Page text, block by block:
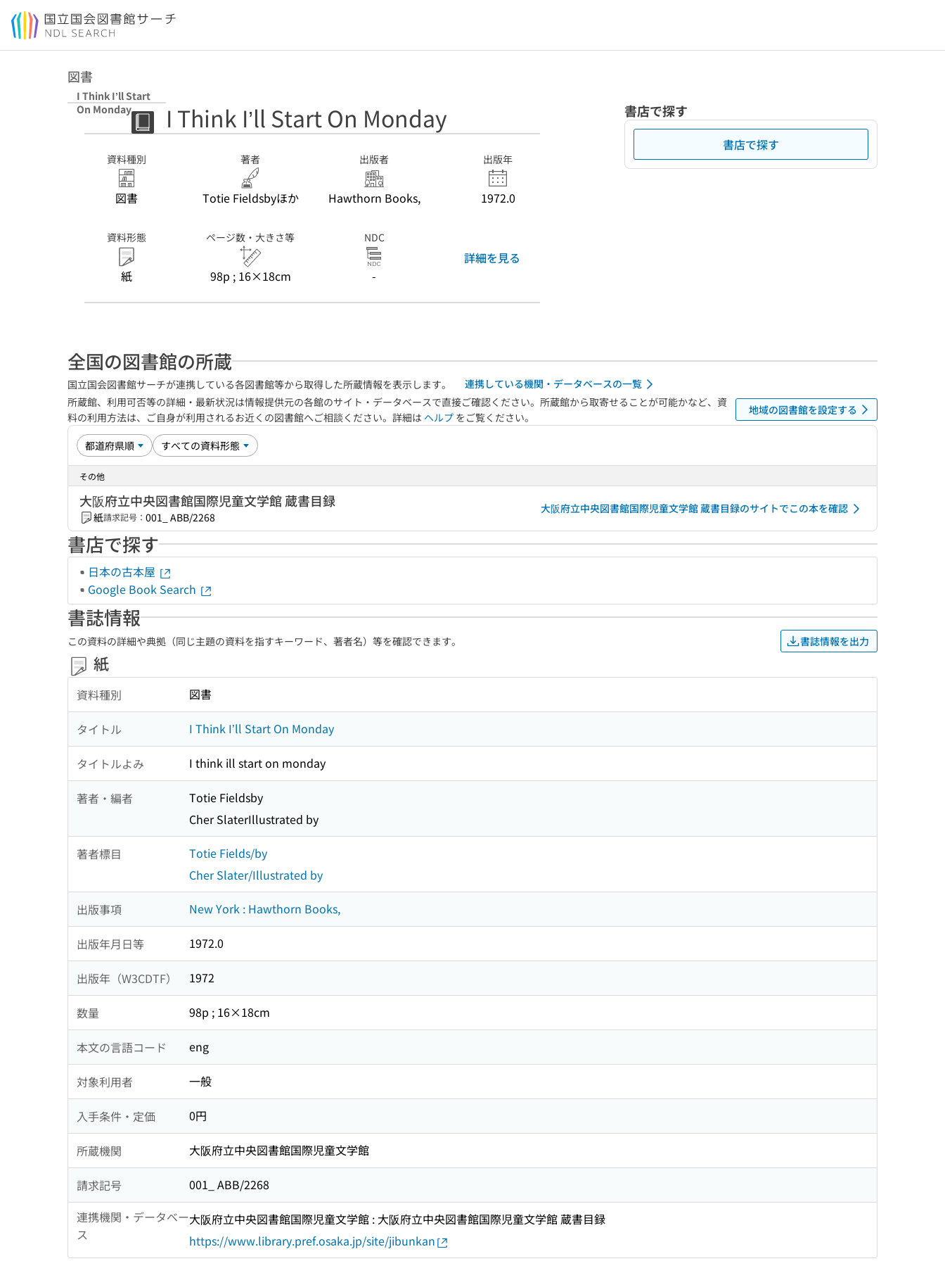
本文へ移動
図書
I Think I’ll Start
On Monday
I Think I’ll Start On Monday
資料種別
図書
著者
Totie Fieldsbyほか
出版者
Hawthorn Books,
出版年
1972.0
資料形態
紙
ページ数・大きさ等
98p ; 16×18cm
NDC
-
詳細を見る
書店で探す
書店で探す
全国の図書館の所蔵
国立国会図書館サーチが連携している各図書館等から取得した所蔵情報を表示します。
連携している機関・データベースの一覧
所蔵館、利用可否等の詳細・最新状況は情報提供元の各館のサイト・データベースで直接ご確認ください。所蔵館から取寄せることが可能かなど、資
料の利用方法は、ご自身が利用されるお近くの図書館へご相談ください。詳細は ヘルプ をご覧ください。
地域の図書館を設定する
その他
大阪府立中央図書館国際児童文学館 蔵書目録
紙請求記号： 001_ ABB/2268
大阪府立中央図書館国際児童文学館 蔵書目録のサイトでこの本を確認
書店で探す
日本の古本屋
Google Book Search
書誌情報
この資料の詳細や典拠（同じ主題の資料を指すキーワード、著者名）等を確認できます。 書誌情報を出力
紙
資料種別 図書
タイトル I Think I’ll Start On Monday
タイトルよみ I think ill start on monday
著者・編者
Totie Fieldsby
Cher SlaterIllustrated by
著者標目
Totie Fields/by
Cher Slater/Illustrated by
出版事項 New York : Hawthorn Books,
出版年月日等 1972.0
出版年（W3CDTF） 1972
数量 98p ; 16×18cm
本文の言語コード eng
対象利用者 一般
入手条件・定価 0円
所蔵機関 大阪府立中央図書館国際児童文学館
請求記号
001_ ABB/2268
連携機関・データベー
ス
大阪府立中央図書館国際児童文学館 : 大阪府立中央図書館国際児童文学館 蔵書目録
https://www.library.pref.osaka.jp/site/jibunkan